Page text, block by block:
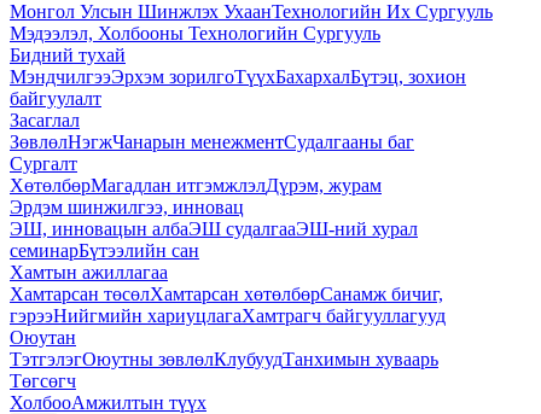
Монгол Улсын Шинжлэх УхаанТехнологийн Их Сургууль
Мэдээлэл, Холбооны Технологийн Сургууль
Бидний тухай
МэндчилгээЭрхэм зорилгоТүүхБахархалБүтэц, зохион
байгуулалт
Засаглал
ЗөвлөлНэгжЧанарын менежментСудалгааны баг
Сургалт
ХөтөлбөрМагадлан итгэмжлэлДүрэм, журам
Эрдэм шинжилгээ, инновац
ЭШ, инновацын албаЭШ судалгааЭШ-ний хурал
семинарБүтээлийн сан
Хамтын ажиллагаа
Хамтарсан төсөлХамтарсан хөтөлбөрСанамж бичиг,
гэрээНийгмийн хариуцлагаХамтрагч байгууллагууд
Оюутан
ТэтгэлэгОюутны зөвлөлКлубуудТанхимын хуваарь
Төгсөгч
ХолбооАмжилтын түүх